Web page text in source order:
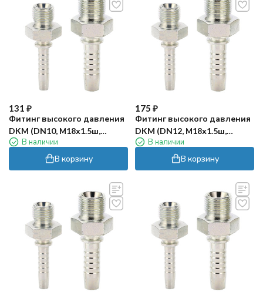
131 ₽
Фитинг высокого давления
DKM (DN10, М18х1.5ш,
оцинк) Robin
В наличии
В корзину
175 ₽
Фитинг высокого давления
DKM (DN12, М18х1.5ш,
оцинк) Robin
В наличии
В корзину